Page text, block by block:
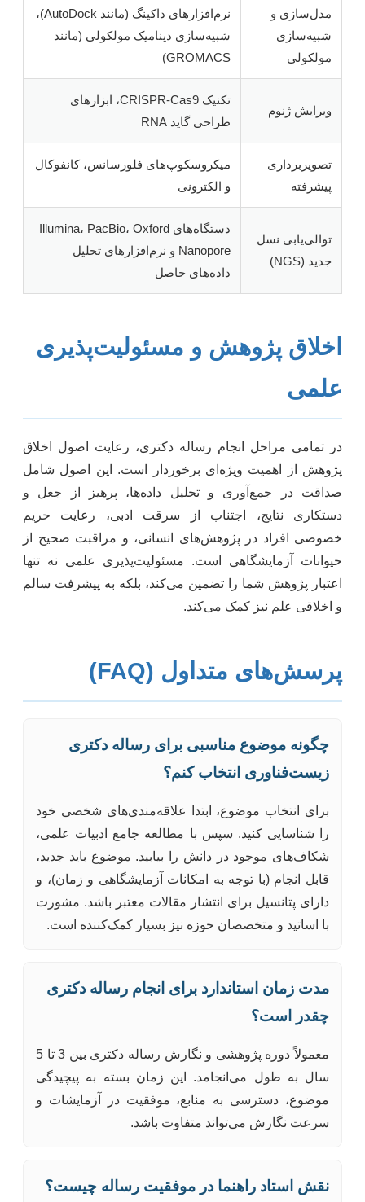
مدل‌سازی و
شبیه‌سازی
مولکولی
نرم‌افزارهای داکینگ (مانند AutoDock)،
شبیه‌سازی دینامیک مولکولی (مانند
GROMACS)
ویرایش ژنوم
تکنیک CRISPR-Cas9، ابزارهای
طراحی گاید RNA
تصویربرداری
پیشرفته
میکروسکوپ‌های فلورسانس، کانفوکال
و الکترونی
توالی‌یابی نسل
جدید (NGS)
دستگاه‌های Illumina، PacBio، Oxford
Nanopore و نرم‌افزارهای تحلیل
داده‌های حاصل
اخلاق پژوهش و مسئولیت‌پذیری
علمی
در تمامی مراحل انجام رساله دکتری، رعایت اصول اخلاق
پژوهش از اهمیت ویژه‌ای برخوردار است. این اصول شامل
صداقت در جمع‌آوری و تحلیل داده‌ها، پرهیز از جعل و
دستکاری نتایج، اجتناب از سرقت ادبی، رعایت حریم
خصوصی افراد در پژوهش‌های انسانی، و مراقبت صحیح از
حیوانات آزمایشگاهی است. مسئولیت‌پذیری علمی نه تنها
اعتبار پژوهش شما را تضمین می‌کند، بلکه به پیشرفت سالم
و اخلاقی علم نیز کمک می‌کند.
پرسش‌های متداول (FAQ)
چگونه موضوع مناسبی برای رساله دکتری
زیست‌فناوری انتخاب کنم؟
برای انتخاب موضوع، ابتدا علاقه‌مندی‌های شخصی خود
را شناسایی کنید. سپس با مطالعه جامع ادبیات علمی،
شکاف‌های موجود در دانش را بیابید. موضوع باید جدید،
قابل انجام (با توجه به امکانات آزمایشگاهی و زمان)، و
دارای پتانسیل برای انتشار مقالات معتبر باشد. مشورت
با اساتید و متخصصان حوزه نیز بسیار کمک‌کننده است.
مدت زمان استاندارد برای انجام رساله دکتری
چقدر است؟
معمولاً دوره پژوهشی و نگارش رساله دکتری بین 3 تا 5
سال به طول می‌انجامد. این زمان بسته به پیچیدگی
موضوع، دسترسی به منابع، موفقیت در آزمایشات و
سرعت نگارش می‌تواند متفاوت باشد.
نقش استاد راهنما در موفقیت رساله چیست؟